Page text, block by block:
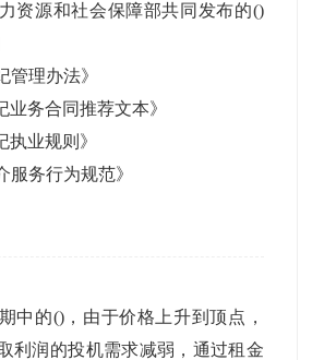
资源和社会保障部共同发布的()
管理办法》
业务合同推荐文本》
执业规则》
服务行为规范》
中的()，由于价格上升到顶点，
利润的投机需求减弱，通过租金